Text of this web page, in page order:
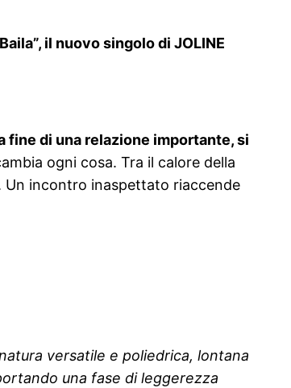
il nuovo singolo di JOLINE
fine di una relazione importante, si
ogni cosa. Tra il calore della
Un incontro inaspettato riaccende
versatile e poliedrica, lontana
una fase di leggerezza